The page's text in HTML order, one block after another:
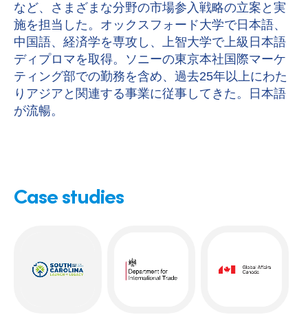
など、さまざまな分野の市場参入戦略の立案と実
施を担当した。オックスフォード大学で日本語、
中国語、経済学を専攻し、上智大学で上級日本語
ディプロマを取得。ソニーの東京本社国際マーケ
ティング部での勤務を含め、過去25年以上にわた
りアジアと関連する事業に従事してきた。日本語
が流暢。
Case studies